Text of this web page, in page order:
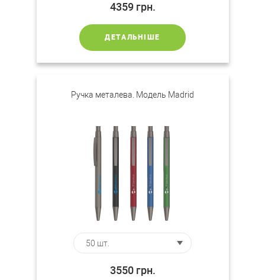
4359 грн.
ДЕТАЛЬНІШЕ
Ручка металева. Модель Madrid
3550 грн.